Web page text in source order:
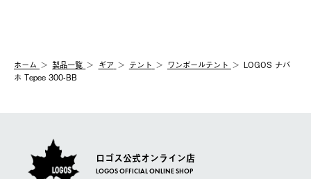
ホーム 製品⼀覧 ギア テント ワンポールテント
LOGOS ナバ
ホ Tepee 300-BB
ロゴス公式オンライン店
LOGOS OFFICIAL ONLINE SHOP